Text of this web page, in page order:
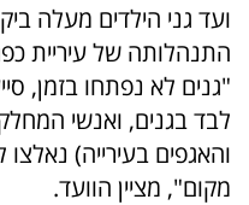
ועד גני הילדים מעלה
התנהלותה של עיריית
"גנים לא נפתחו בזמן,
לבד בגנים, ואנשי
והאגפים בעירייה) נאלצו
מקום", מציין הוועד.